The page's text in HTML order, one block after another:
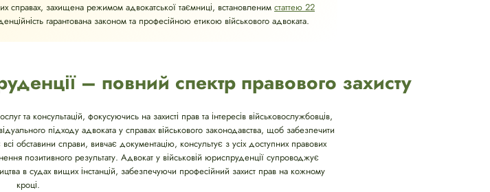
справах, захищена режимом адвокатської таємниці, встановленим статтею 22
гарантована законом та професійною етикою військового адвоката.
– повний спектр правового захисту
та консультацій, фокусуючись на захисті прав та інтересів військовослужбовців,
підходу адвоката у справах військового законодавства, щоб забезпечити
обставини справи, вивчає документацію, консультує з усіх доступних правових
позитивного результату. Адвокат у військовій юриспруденції супроводжує
в судах вищих інстанцій, забезпечуючи професійний захист прав на кожному
кроці.